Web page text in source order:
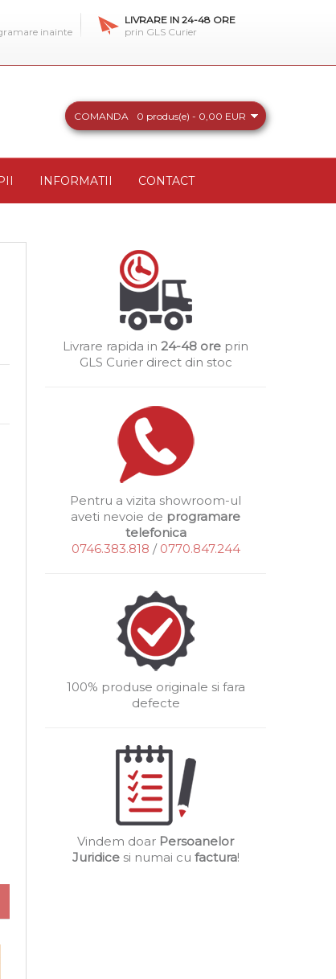
inainte
LIVRARE IN 24-48 ORE
prin GLS Curier
COMANDA 0 produs(e) - 0,00 EUR
INFORMATII CONTACT
Livrare rapida in 24-48 ore prin
GLS Curier direct din stoc
Pentru a vizita showroom-ul
aveti nevoie de programare
telefonica
0746.383.818 / 0770.847.244
100% produse originale si fara
defecte
Vindem doar Persoanelor
Juridicesi numai cu factura!